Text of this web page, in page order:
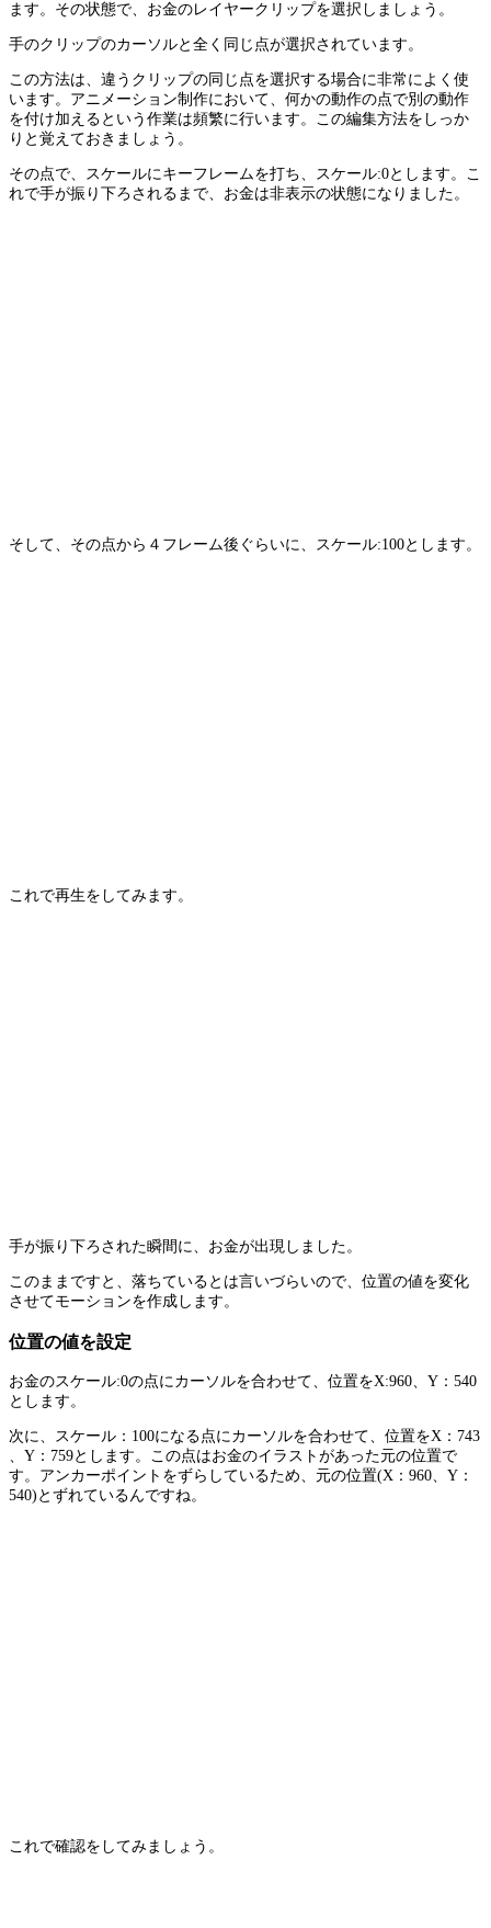
ます。その状態で、お金のレイヤークリップを選択しましょう。
手のクリップのカーソルと全く同じ点が選択されています。
この方法は、違うクリップの同じ点を選択する場合に非常によく使
います。アニメーション制作において、何かの動作の点で別の動作
を付け加えるという作業は頻繁に行います。この編集方法をしっか
りと覚えておきましょう。
その点で、スケールにキーフレームを打ち、スケール:0とします。こ
れで手が振り下ろされるまで、お金は非表示の状態になりました。
そして、その点から４フレーム後ぐらいに、スケール:100とします。
これで再生をしてみます。
手が振り下ろされた瞬間に、お金が出現しました。
このままですと、落ちているとは言いづらいので、位置の値を変化
させてモーションを作成します。
位置の値を設定
お金のスケール:0の点にカーソルを合わせて、位置をX:960、Y：540
とします。
次に、スケール：100になる点にカーソルを合わせて、位置をX：743
、Y：759とします。この点はお金のイラストがあった元の位置で
す。アンカーポイントをずらしているため、元の位置(X：960、Y：
540)とずれているんですね。
これで確認をしてみましょう。